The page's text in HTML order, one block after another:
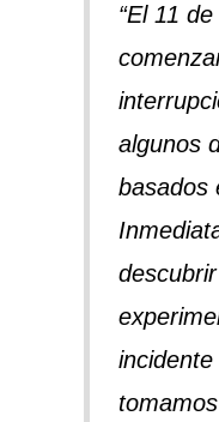
“El 11
algunos
basados